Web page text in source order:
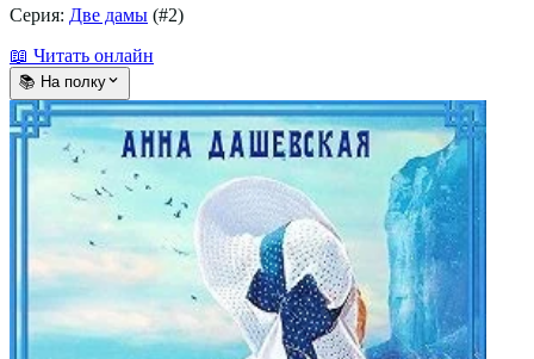
Серия: Две дамы (#2)
📖 Читать онлайн
📚 На полку